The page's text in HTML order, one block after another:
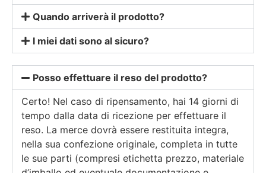
Quando arriverà il prodotto?
I miei dati sono al sicuro?
Posso effettuare il reso del prodotto?
Certo! Nel caso di ripensamento, hai 14 giorni di
tempo dalla data di ricezione per effettuare il
reso. La merce dovrà essere restituita integra,
nella sua confezione originale, completa in tutte
le sue parti (compresi etichetta prezzo, materiale